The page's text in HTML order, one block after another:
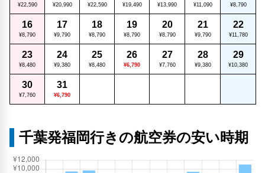
¥22,590 ¥20,990 ¥22,590 ¥19,490 ¥13,990 ¥11,090 ¥8,790
16
¥8,790
17
¥9,790
18
¥8,790
19
¥8,790
20
¥8,790
21
¥9,790
22
¥11,780
23
¥8,480
24
¥9,380
25
¥8,480
26
¥6,790
27
¥7,760
28
¥9,380
29
¥10,380
30
¥7,760
31
¥6,790
千葉発福岡行きの航空券の安い時期